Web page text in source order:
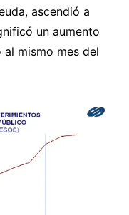
ascendió a
un aumento
al mismo mes del